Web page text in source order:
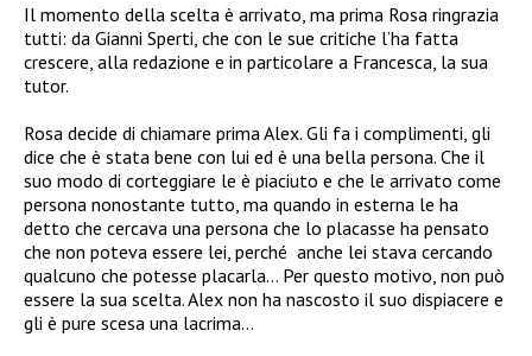
Il momento della scelta è arrivato, ma prima Rosa ringrazia
tutti: da Gianni Sperti, che con le sue critiche l’ha fatta
crescere, alla redazione e in particolare a Francesca, la sua
tutor.
Rosa decide di chiamare prima Alex. Gli fa i complimenti, gli
dice che è stata bene con lui ed è una bella persona. Che il
suo modo di corteggiare le è piaciuto e che le arrivato come
persona nonostante tutto, ma quando in esterna le ha
detto che cercava una persona che lo placasse ha pensato
che non poteva essere lei, perché anche lei stava cercando
qualcuno che potesse placarla… Per questo motivo, non può
essere la sua scelta. Alex non ha nascosto il suo dispiacere e
gli è pure scesa una lacrima…